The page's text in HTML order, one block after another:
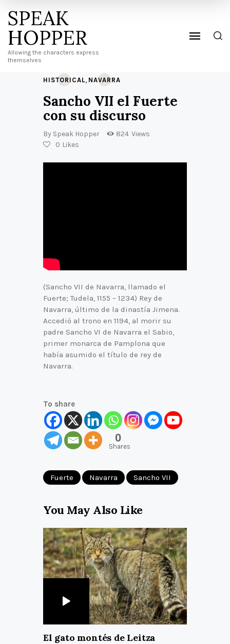
SPEAK
HOPPER
Allowing the characters express
themselves
HISTORICAL, NAVARRA
Sancho VII el Fuerte
con su discurso
By Speak Hopper 824 Views
0 Likes
(Sancho VII de Navarra, llamado el
Fuerte; Tudela, 1155 – 1234) Rey de
Navarra, último de la dinastía Jimena.
Accedió al trono en 1194, al morir su
padre Sancho VI de Navarra el Sabio,
primer monarca de Pamplona que
había asumido el título de rey de
Navarra.
To share
0
Shares
Fuerte Navarra Sancho VII
You May Also Like
El gato montés de Leitza